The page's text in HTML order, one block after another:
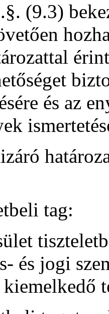
(9.3)
és az
tag:
és jogi
kiemelkedő